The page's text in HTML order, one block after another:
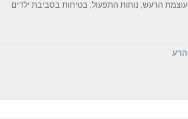
עוצמת הרעש, נוחות התפעול, בטיחות בסביבת ילדים
הרע